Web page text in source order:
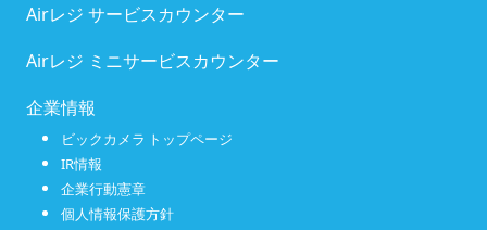
Airレジ サービスカウンター
Airレジ ミニサービスカウンター
企業情報
ビックカメラ トップページ
IR情報
企業行動憲章
個人情報保護方針